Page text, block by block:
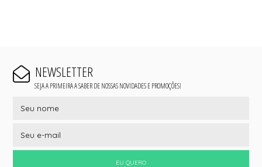
NEWSLETTER
SEJA A PRIMEIRA A SABER DE NOSSAS NOVIDADES E PROMOÇÕES!
EU QUERO